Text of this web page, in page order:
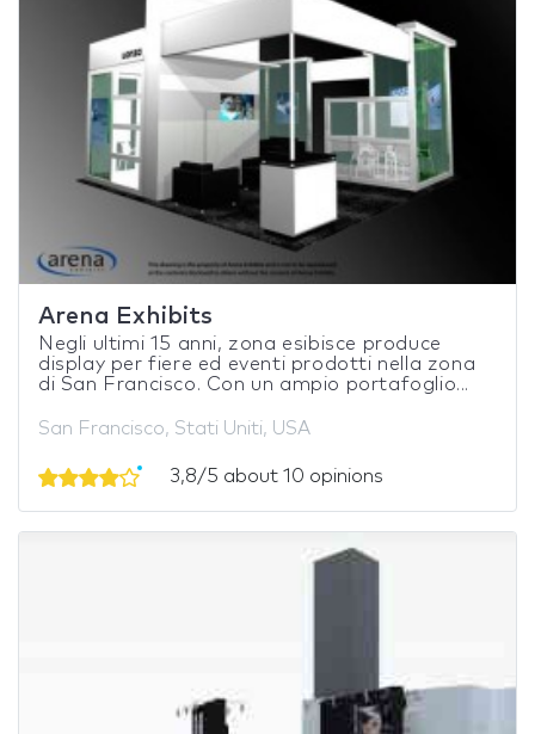
Arena Exhibits
Negli ultimi 15 anni, zona esibisce produce
display per fiere ed eventi prodotti nella zona
di San Francisco. Con un ampio portafoglio...
San Francisco, Stati Uniti, USA
3,8/5 about 10 opinions